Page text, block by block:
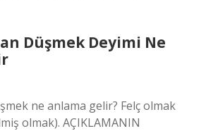
Düşmek Deyimi Ne
ne anlama gelir? Felç olmak
olmak). AÇIKLAMANIN